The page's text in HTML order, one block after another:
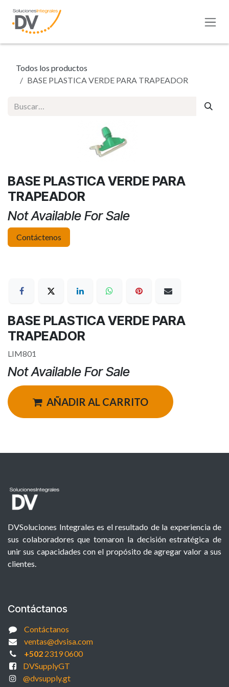
Todos los productos
BASE PLASTICA VERDE PARA TRAPEADOR
BASE PLASTICA VERDE PARA
TRAPEADOR
Not Available For Sale
Contáctenos
BASE PLASTICA VERDE PARA
TRAPEADOR
LIM801
Not Available For Sale
AÑADIR AL CARRITO
DVSoluciones Integrales es el resultado de la experiencia de
sus colaboradores que tomaron la decisión estratégica de
unir sus capacidades con el propósito de agregar valor a sus
clientes.
Contáctanos
Contáctanos
ventas@dvsisa.com
+5022319 0600
DVSupplyGT
@dvsupply.gt